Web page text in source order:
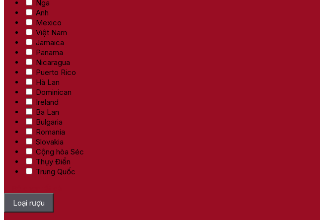
Nga
Anh
Mexico
Việt Nam
Jamaica
Panama
Nicaragua
Puerto Rico
Hà Lan
Dominican
Ireland
Ba Lan
Bulgaria
Romania
Slovakia
Cộng hòa Séc
Thụy Điển
Trung Quốc
Loại rượu